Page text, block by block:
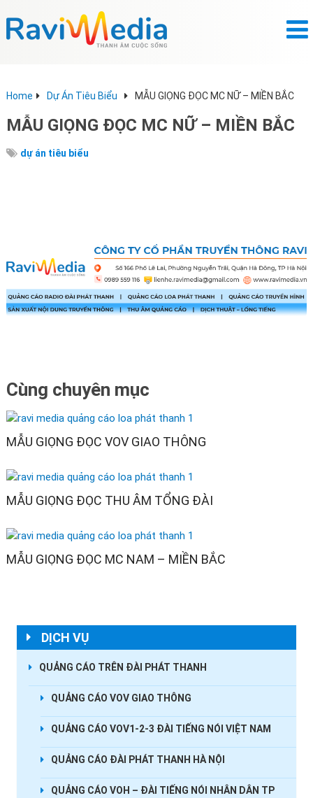
Home Dự Án Tiêu Biểu MẪU GIỌNG ĐỌC MC NỮ – MIỀN BẮC
MẪU GIỌNG ĐỌC MC NỮ – MIỀN BẮC
dự án tiêu biểu
Cùng chuyên mục
MẪU GIỌNG ĐỌC VOV GIAO THÔNG
MẪU GIỌNG ĐỌC THU ÂM TỔNG ĐÀI
MẪU GIỌNG ĐỌC MC NAM – MIỀN BẮC
DỊCH VỤ
QUẢNG CÁO TRÊN ĐÀI PHÁT THANH
QUẢNG CÁO VOV GIAO THÔNG
QUẢNG CÁO VOV1-2-3 ĐÀI TIẾNG NÓI VIỆT NAM
QUẢNG CÁO ĐÀI PHÁT THANH HÀ NỘI
QUẢNG CÁO VOH – ĐÀI TIẾNG NÓI NHÂN DÂN TP